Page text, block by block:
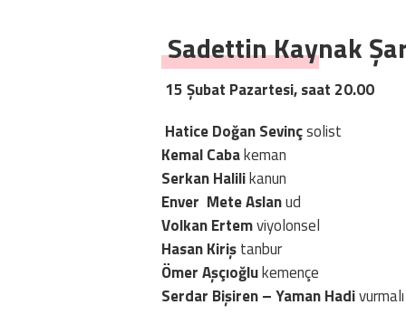
Sadettin Kaynak
15 Şubat Pazartesi, saat 20.00
Hatice Doğan Sevinçsolist
Kemal Cabakeman
Serkan Halilikanun
Enver Mete Aslanud
Volkan Ertemviyolonsel
Hasan Kiriştanbur
Ömer Aşçıoğlukemençe
Serdar Bişiren – Yaman Hadi